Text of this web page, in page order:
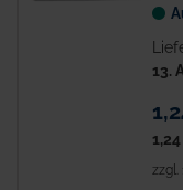
13.
zzgl.